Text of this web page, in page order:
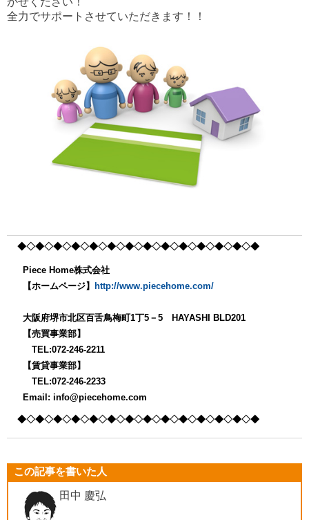
全力でサポートさせていただきます！！
◆◇◆◇◆◇◆◇◆◇◆◇◆◇◆◇◆◇◆◇◆◇◆◇◆◇◆
Piece Home株式会社
【ホームページ】
http://www.piecehome.com/
大阪府堺市北区百舌鳥梅町1丁5－5 HAYASHI BLD201
【売買事業部】
TEL:072-246-2211
【賃貸事業部】
TEL:072-246-2233
Email: info@piecehome.com
◆◇◆◇◆◇◆◇◆◇◆◇◆◇◆◇◆◇◆◇◆◇◆◇◆◇◆
この記事を書いた人
田中 慶弘